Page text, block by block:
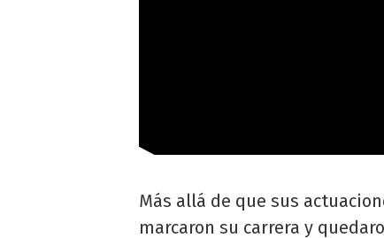
Más allá de que sus
marcaron su carrera y